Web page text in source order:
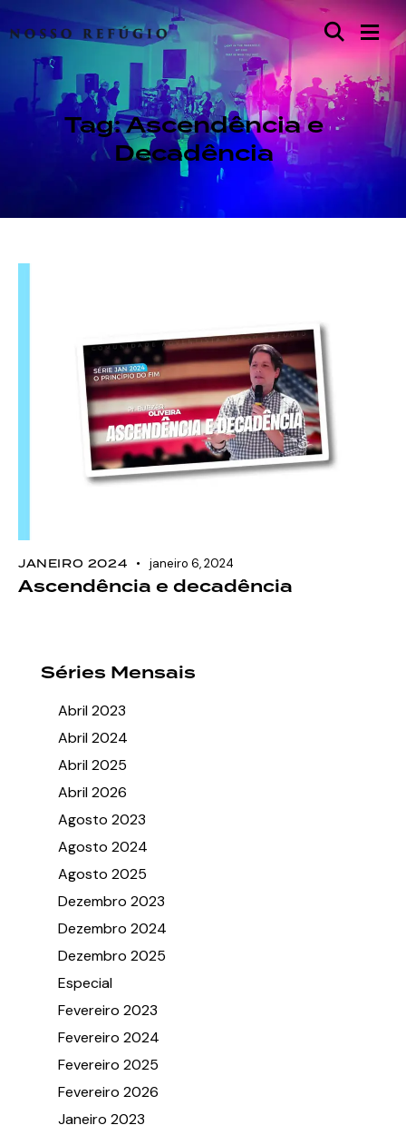
Tag: Ascendência e
Decadência
JANEIRO 2024 janeiro 6, 2024
Ascendência e decadência
Séries Mensais
Abril 2023
Abril 2024
Abril 2025
Abril 2026
Agosto 2023
Agosto 2024
Agosto 2025
Dezembro 2023
Dezembro 2024
Dezembro 2025
Especial
Fevereiro 2023
Fevereiro 2024
Fevereiro 2025
Fevereiro 2026
Janeiro 2023